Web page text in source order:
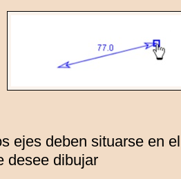
ejes deben situarse en
desee dibujar